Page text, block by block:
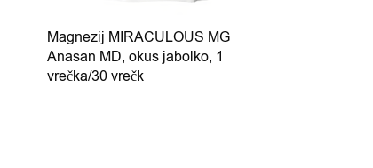
Magnezij MIRACULOUS MG
Anasan MD, okus jabolko, 1
vrečka/30 vrečk